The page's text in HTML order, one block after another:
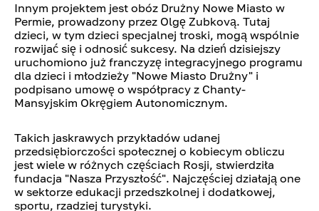
Innym projektem jest obóz Drużny Nowe Miasto w
Permie, prowadzony przez Olgę Zubkovą. Tutaj
dzieci, w tym dzieci specjalnej troski, mogą wspólnie
rozwijać się i odnosić sukcesy. Na dzień dzisiejszy
uruchomiono już franczyzę integracyjnego programu
dla dzieci i młodzieży "Nowe Miasto Drużny" i
podpisano umowę o współpracy z Chanty-
Mansyjskim Okręgiem Autonomicznym.
Takich jaskrawych przykładów udanej
przedsiębiorczości społecznej o kobiecym obliczu
jest wiele w różnych częściach Rosji, stwierdziła
fundacja "Nasza Przyszłość". Najczęściej działają one
w sektorze edukacji przedszkolnej i dodatkowej,
sportu, rzadziej turystyki.